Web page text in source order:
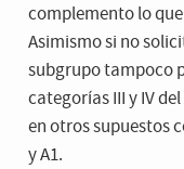
complemento lo
Asimismo si no
subgrupo tampoco
categorías III y IV
en otros supuestos
y A1.